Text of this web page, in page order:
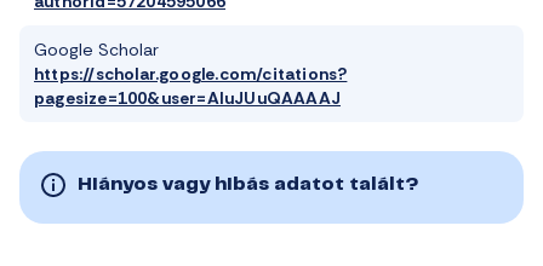
Google Scholar
https://scholar.google.com/citations?
pagesize=100&user=AIuJUuQAAAAJ
Hiányos vagy hibás adatot talált?